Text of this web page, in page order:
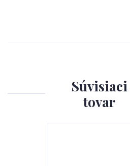
Súvisiaci
tovar